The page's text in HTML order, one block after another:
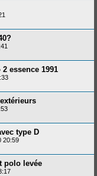
essence 1991
type D
20:59
polo levée